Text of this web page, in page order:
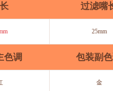
过滤嘴
25mm
色调 包装副
金